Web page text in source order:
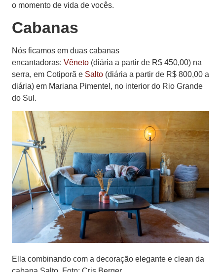
o momento de vida de vocês.
Cabanas
Nós ficamos em duas cabanas
encantadoras: Vêneto (diária a partir de R$ 450,00) na
serra, em Cotiporã e Salto (diária a partir de R$ 800,00 a
diária) em Mariana Pimentel, no interior do Rio Grande
do Sul.
Ella combinando com a decoração elegante e clean da